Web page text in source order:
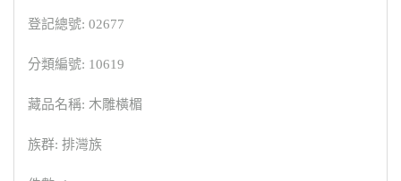
登記總號: 02677
分類編號: 10619
藏品名稱: 木雕橫楣
族群: 排灣族